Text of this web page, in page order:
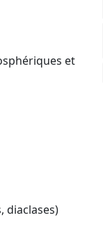
et
diaclases)